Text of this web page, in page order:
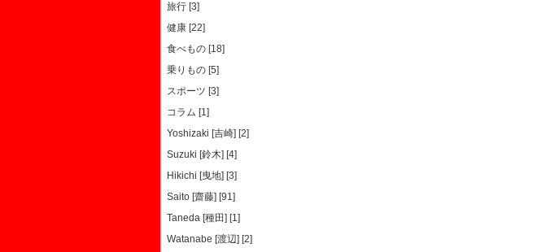
旅行 [3]
健康 [22]
食べもの [18]
乗りもの [5]
スポーツ [3]
コラム [1]
Yoshizaki [吉崎] [2]
Suzuki [鈴木] [4]
Hikichi [曳地] [3]
Saito [齋藤] [91]
Taneda [種田] [1]
Watanabe [渡辺] [2]